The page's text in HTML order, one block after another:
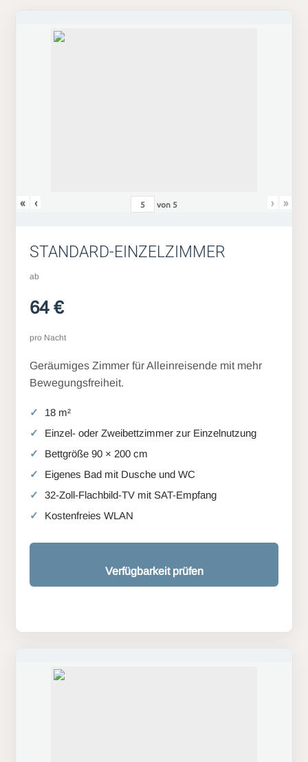
« ‹ von 5 › »
STANDARD-EINZELZIMMER
ab
64 €
pro Nacht
Geräumiges Zimmer für Alleinreisende mit mehr
Bewegungsfreiheit.
18 m²
Einzel- oder Zweibettzimmer zur Einzelnutzung
Bettgröße 90 × 200 cm
Eigenes Bad mit Dusche und WC
32-Zoll-Flachbild-TV mit SAT-Empfang
Kostenfreies WLAN
Verfügbarkeit prüfen